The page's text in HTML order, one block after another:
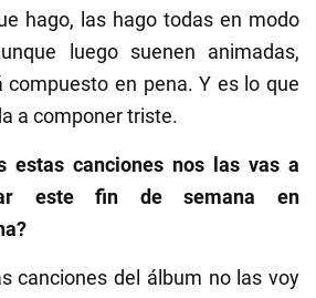
hago, las hago todas en modo
luego suenen animadas,
compuesto en pena. Y es lo que
a componer triste.
estas canciones nos las vas a
este fin de semana en
canciones del álbum no las voy